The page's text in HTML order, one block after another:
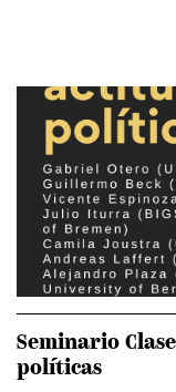
Seminario
políticas